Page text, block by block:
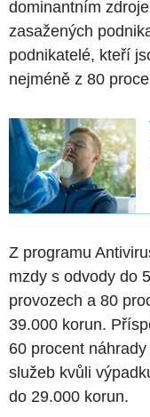
dominantním
zasažených
podnikatelé, kteří
nejméně z 80
Z programu
mzdy s odvody do
provozech a 80
39.000 korun.
60 procent
služeb kvůli
do 29.000 korun.